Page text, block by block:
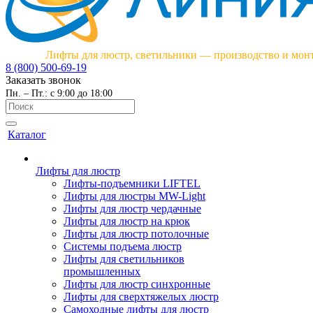
Лифты для люстр, светильники — производство и
8 (800) 500-69-19
Заказать звонок
Пн. – Пт.: с 9:00 до 18:00
Каталог
Лифты для люстр
Лифты-подъемники LIFTEL
Лифты для люстры MW-Light
Лифты для люстр чердачные
Лифты для люстр на крюк
Лифты для люстр потолочные
Системы подъема люстр
Лифты для светильников
промышленных
Лифты для люстр синхронные
Лифты для сверхтяжелых люстр
Самоходные лифты для люстр